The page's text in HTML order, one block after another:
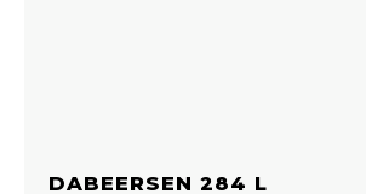
DABEERSEN 284 L